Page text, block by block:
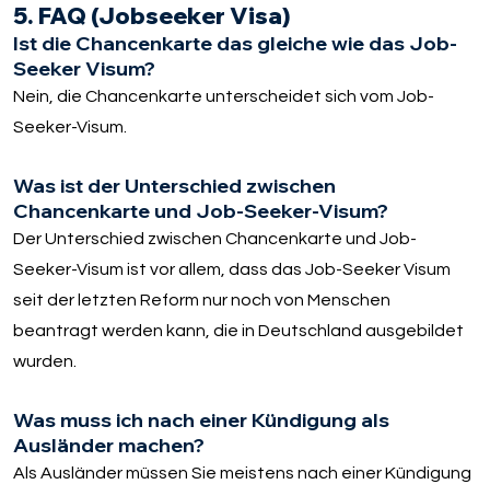
5. FAQ (Jobseeker Visa)
Ist die Chancenkarte das gleiche wie das Job-
Seeker Visum?
Nein, die Chancenkarte unterscheidet sich vom Job-
Seeker-Visum.
Was ist der Unterschied zwischen
Chancenkarte und Job-Seeker-Visum?
Der Unterschied zwischen Chancenkarte und Job-
Seeker-Visum ist vor allem, dass das Job-Seeker Visum
seit der letzten Reform nur noch von Menschen
beantragt werden kann, die in Deutschland ausgebildet
wurden.
Was muss ich nach einer Kündigung als
Ausländer machen?
Als Ausländer müssen Sie meistens nach einer Kündigung